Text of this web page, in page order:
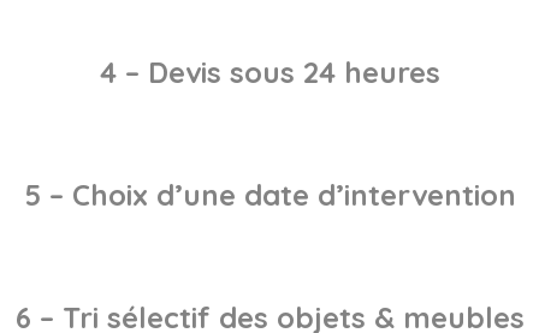
4 – Devis sous 24 heures
5 – Choix d’une date d’intervention
6 – Tri sélectif des objets & meubles